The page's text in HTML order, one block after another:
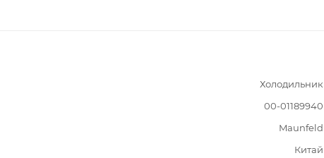
Холодильник
00-01189940
Maunfeld
Китай